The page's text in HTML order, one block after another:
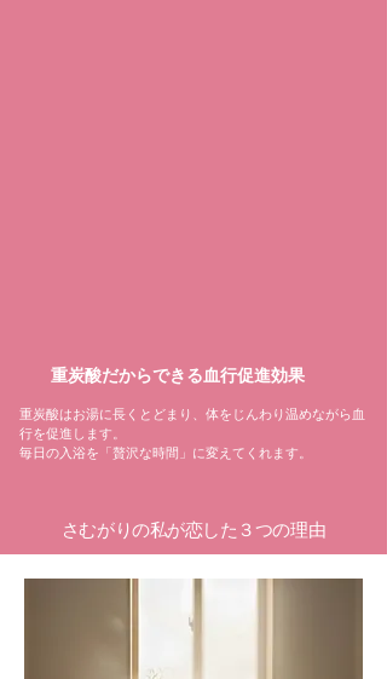
重炭酸だからできる血行促進効果
重炭酸はお湯に長くとどまり、体をじんわり温めながら血
行を促進します。
毎日の入浴を「贅沢な時間」に変えてくれます。
さむがりの私が恋した３つの理由